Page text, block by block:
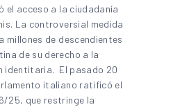
el acceso a la ciudadanía
La controversial medida
millones de descendientes
de su derecho a la
identitaria. El pasado 20
italiano ratificó el
25, que restringe la